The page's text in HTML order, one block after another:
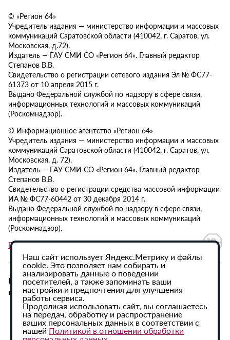
© «Регион 64»
Учредитель издания — министерство информации и массовых
коммуникаций Саратовской области (410042, г. Саратов, ул.
Московская, д.72).
Издатель — ГАУ СМИ СО «Регион 64». Главный редактор
Степанов В.В.
Свидетельство о регистрации сетевого издания Эл № ФС77-
61373 от 10 апреля 2015 г.
Выдано Федеральной службой по надзору в сфере связи,
информационных технологий и массовых коммуникаций
(Роскомнадзор).
© Информационное агентство «Регион 64»
Учредитель издания — министерство информации и массовых
коммуникаций Саратовской области (410042, г. Саратов, ул.
Московская, д. 72).
Издатель — ГАУ СМИ СО «Регион 64». Главный редактор
Степанов В.В.
Свидетельство о регистрации средства массовой информации
ИА № ФС77-60442 от 30 декабря 2014 г.
Выдано Федеральной службой по надзору в сфере связи,
информационных технологий и массовых коммуникаций
(Роскомнадзор).
Политика в отношении обработки персональных данных
При использовании материалов сайта активная
гиперссылка на ИА «Регион 64» обязательна.
Наш сайт использует Яндекс.Метрику и файлы
cookie. Это позволяет нам собирать и
анализировать данные о поведении
посетителей, а также запоминать ваши
настройки и предпочтения для улучшения
работы сервиса.
Продолжая использовать сайт, вы соглашаетесь
на передач, обработку и распространение
ваших персональных данных в соответствии с
нашей Политикой в отношении обработки